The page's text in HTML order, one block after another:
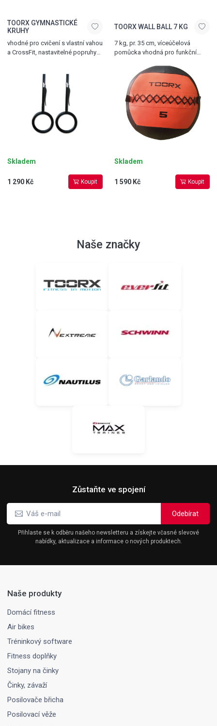
TOORX GYMNASTICKÉ
KRUHY
vhodné pro cvičení s vlastní vahou
a CrossFit, nastavitelné popruhy
Skladem
1 290 Kč Koupit
TOORX WALL BALL 7 KG
7 kg, pr. 35 cm, víceúčelová
pomůcka vhodná pro funkční
Skladem
1 590 Kč Koupit
Naše značky
Zůstaňte ve spojení
Přihlaste se k odběru našeho newsletteru a získejte včasné slevové
nabídky, aktualizace a informace o nových produktech.
Naše produkty
Domácí fitness
Air bikes
Tréninkový software
Fitness doplňky
Stojany na činky
Činky, závaží
Posilovače břicha
Posilovací věže